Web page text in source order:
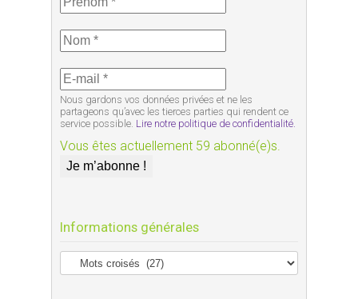
Nous gardons vos données privées et ne les
partageons qu’avec les tierces parties qui rendent ce
service possible. Lire notre politique de confidentialité.
Vous êtes actuellement 59 abonné(e)s.
Informations générales